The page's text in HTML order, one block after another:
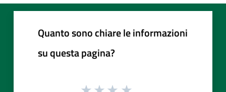
Quanto sono chiare le informazioni
su questa pagina?